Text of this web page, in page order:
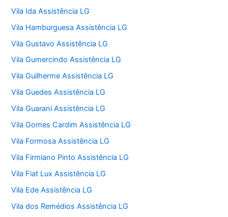
Vila Ida Assistência LG
Vila Hamburguesa Assistência LG
Vila Gustavo Assistência LG
Vila Gumercindo Assistência LG
Vila Guilherme Assistência LG
Vila Guedes Assistência LG
Vila Guarani Assistência LG
Vila Gomes Cardim Assistência LG
Vila Formosa Assistência LG
Vila Firmiano Pinto Assistência LG
Vila Fiat Lux Assistência LG
Vila Ede Assistência LG
Vila dos Remédios Assistência LG